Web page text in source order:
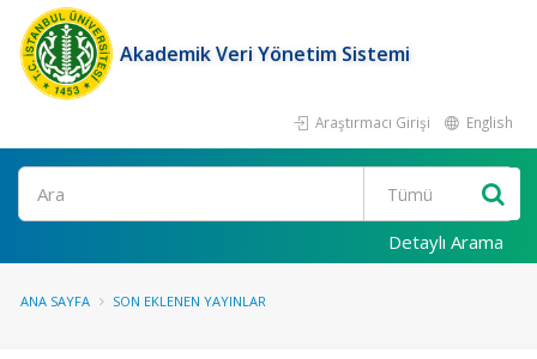
Akademik Veri Yönetim Sistemi
Araştırmacı Girişi English
Ara
Detaylı Arama
ANA SAYFA SON EKLENEN YAYINLAR